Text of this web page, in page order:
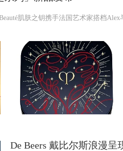
肌肤之钥携手法国艺术家搭档
De Beers 戴比尔斯浪漫呈